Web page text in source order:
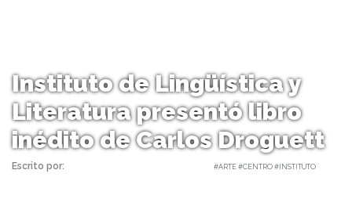
Instituto de Lingüística y
Literatura presentó libro
inédito de Carlos Droguett
Escrito por: #ARTE #CENTRO #INSTITUTO